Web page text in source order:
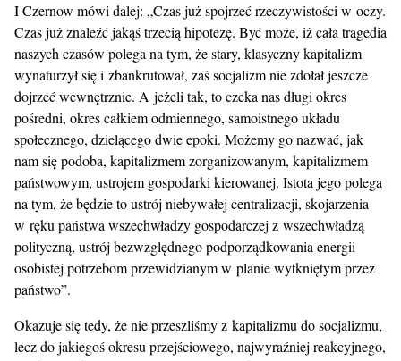
I Czernow mówi dalej: „Czas już spojrzeć rzeczywistości w oczy.
Czas już znaleźć jakąś trzecią hipotezę. Być może, iż cała tragedia
naszych czasów polega na tym, że stary, klasyczny kapitalizm
wynaturzył się i zbankrutował, zaś socjalizm nie zdołał jeszcze
dojrzeć wewnętrznie. A jeżeli tak, to czeka nas długi okres
pośredni, okres całkiem odmiennego, samoistnego układu
społecznego, dzielącego dwie epoki. Możemy go nazwać, jak
nam się podoba, kapitalizmem zorganizowanym, kapitalizmem
państwowym, ustrojem gospodarki kierowanej. Istota jego polega
na tym, że będzie to ustrój niebywałej centralizacji, skojarzenia
w ręku państwa wszechwładzy gospodarczej z wszechwładzą
polityczną, ustrój bezwzględnego podporządkowania energii
osobistej potrzebom przewidzianym w planie wytkniętym przez
państwo”.
Okazuje się tedy, że nie przeszliśmy z kapitalizmu do socjalizmu,
lecz do jakiegoś okresu przejściowego, najwyraźniej reakcyjnego,